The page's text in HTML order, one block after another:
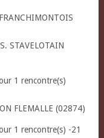
STAVELOTAIN
1 rencontre(s)
FLEMALLE (02874)
1 rencontre(s) -21